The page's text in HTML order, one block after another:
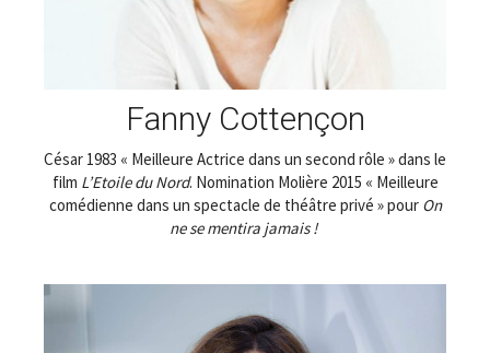
Fanny Cottençon
César 1983 « Meilleure Actrice dans un second rôle » dans le
film L’Etoile du Nord. Nomination Molière 2015 « Meilleure
comédienne dans un spectacle de théâtre privé » pour On
ne se mentira jamais !